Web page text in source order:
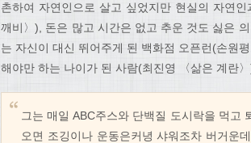
촌하여 자연인으로 살고 싶었지만 현실의 자연
깨비〉), 돈은 많고 시간은 없고 추운 것도 싫은
는 자신이 대신 뛰어주게 된 백화점 오픈런(손원
해야만 하는 나이가 된 사람(최진영 〈삶은 계란
그는 매일 ABC주스와 단백질 도시락을 먹
오면 조깅이나 운동은커녕 샤워조차 버거운